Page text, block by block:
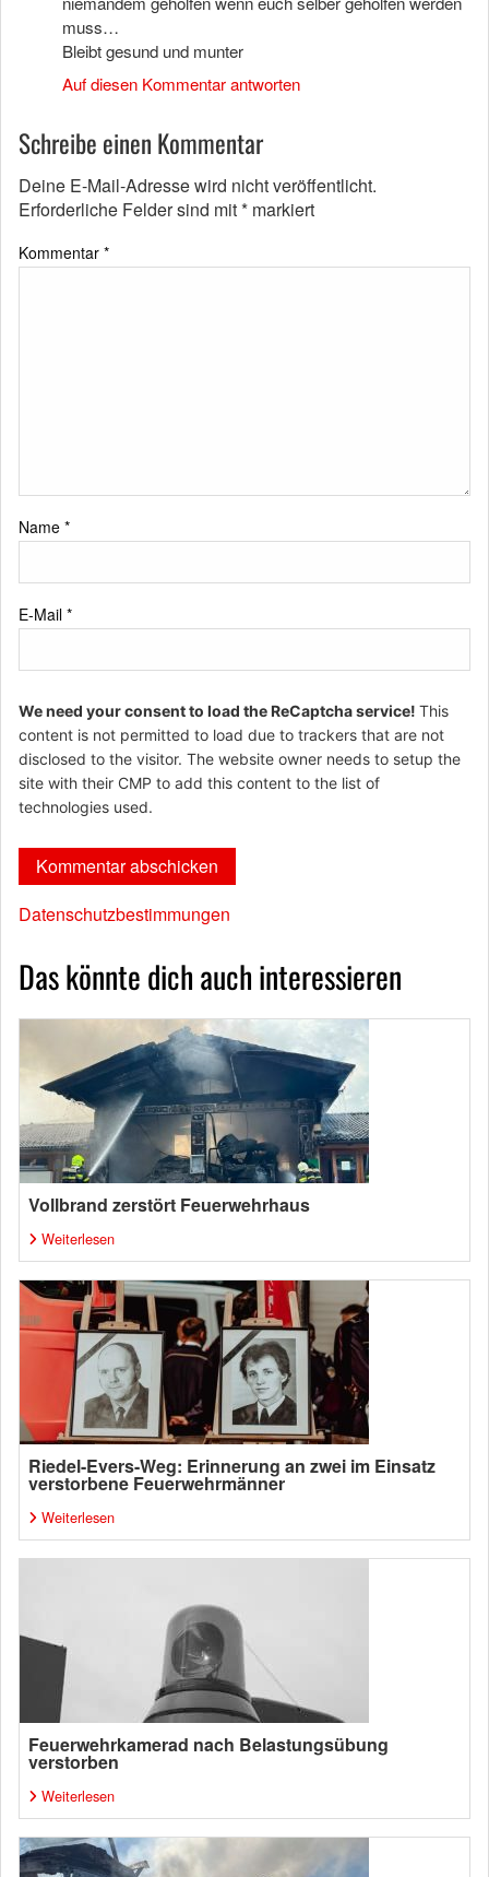
muss…
Bleibt gesund und munter
Auf diesen Kommentar antworten
Schreibe einen Kommentar
Deine E-Mail-Adresse wird nicht veröffentlicht.
Erforderliche Felder sind mit* markiert
Kommentar *
Name *
E-Mail *
We need your consent to load the ReCaptcha service! This
content is not permitted to load due to trackers that are not
disclosed to the visitor. The website owner needs to setup the
site with their CMP to add this content to the list of
technologies used.
Datenschutzbestimmungen
Das könnte dich auch interessieren
Vollbrand zerstört Feuerwehrhaus
Weiterlesen
Riedel-Evers-Weg: Erinnerung an zwei im Einsatz
verstorbene Feuerwehrmänner
Weiterlesen
Feuerwehrkamerad nach Belastungsübung
verstorben
Weiterlesen